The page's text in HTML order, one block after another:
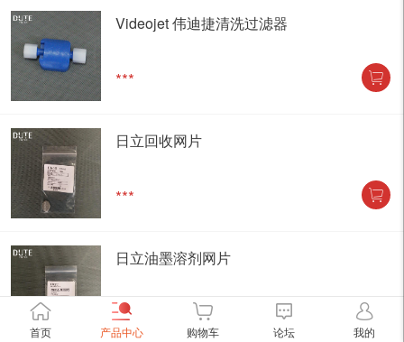
首页 产品中心 购物车 论坛 我的
Videojet 伟迪捷清洗过滤器
***
日立回收网片
***
日立油墨溶剂网片
***